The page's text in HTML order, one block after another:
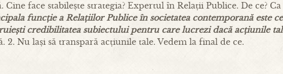
face stabilește strategia? Expertul în Relații Publice. De ce? Ca
funcție a Relațiilor Publice în societatea contemporană este
credibilitatea subiectului pentru care lucrezi dacă acțiunile
2. Nu lași să transpară acțiunile tale. Vedem la final de ce.